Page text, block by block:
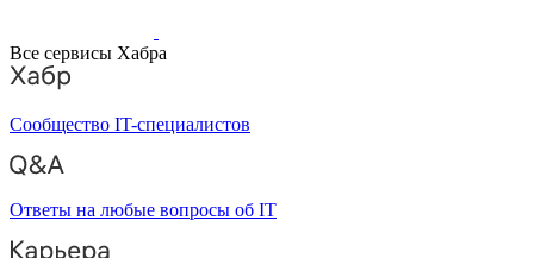
Все сервисы Хабра
Сообщество IT-специалистов
Ответы на любые вопросы об IT